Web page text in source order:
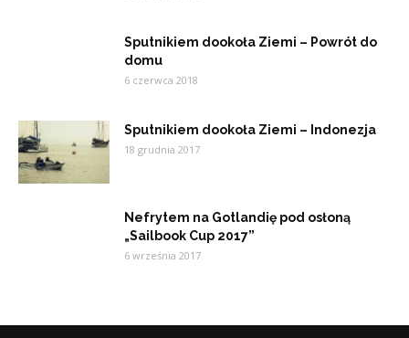
Sputnikiem dookoła Ziemi – Powrót do
domu
6 czerwca 2018
Sputnikiem dookoła Ziemi – Indonezja
18 grudnia 2017
Nefrytem na Gotlandię pod osłoną
„Sailbook Cup 2017”
6 września 2017